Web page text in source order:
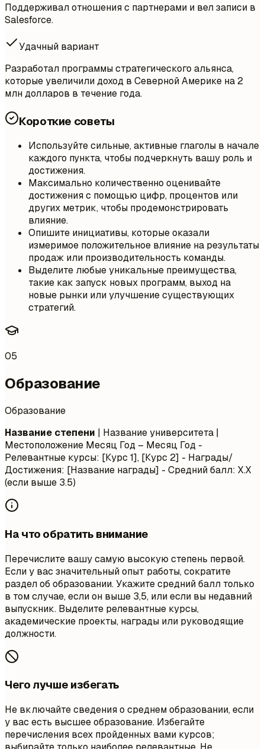
Поддерживал отношения с партнерами и вел записи в
Salesforce.
Удачный вариант
Разработал программы стратегического альянса,
которые увеличили доход в Северной Америке на 2
млн долларов в течение года.
Короткие советы
Используйте сильные, активные глаголы в начале
каждого пункта, чтобы подчеркнуть вашу роль и
достижения.
Максимально количественно оценивайте
достижения с помощью цифр, процентов или
других метрик, чтобы продемонстрировать
влияние.
Опишите инициативы, которые оказали
измеримое положительное влияние на результаты
продаж или производительность команды.
Выделите любые уникальные преимущества,
такие как запуск новых программ, выход на
новые рынки или улучшение существующих
стратегий.
05
Образование
Образование
Название степени | Название университета |
Местоположение Месяц Год – Месяц Год -
Релевантные курсы: [Курс 1], [Курс 2] - Награды/
Достижения: [Название награды] - Средний балл: X.X
(если выше 3.5)
На что обратить внимание
Перечислите вашу самую высокую степень первой.
Если у вас значительный опыт работы, сократите
раздел об образовании. Укажите средний балл только
в том случае, если он выше 3,5, или если вы недавний
выпускник. Выделите релевантные курсы,
академические проекты, награды или руководящие
должности.
Чего лучше избегать
Не включайте сведения о среднем образовании, если
у вас есть высшее образование. Избегайте
перечисления всех пройденных вами курсов;